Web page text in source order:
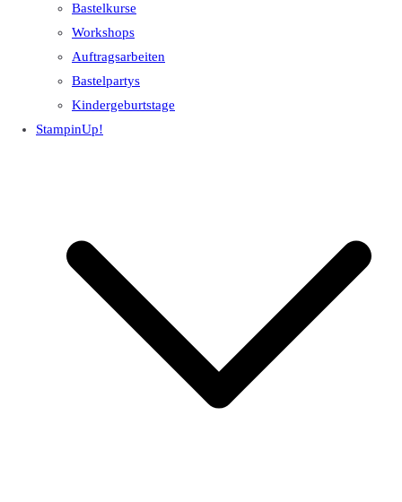
Bastelkurse
Workshops
Auftragsarbeiten
Bastelpartys
Kindergeburtstage
StampinUp!